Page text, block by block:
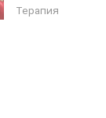
Терапия